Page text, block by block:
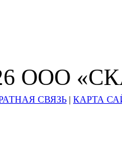
ООО
СВЯЗЬ | КАРТА